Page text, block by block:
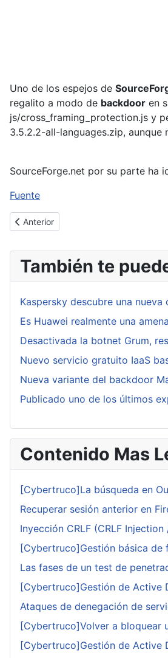
Uno de los espejos de
regalito a modo de backdoor en
js/cross_framing_protection.js y
3.5.2.2-all-languages.zip,
SourceForge.net por su parte ha
Fuente
Artículo anterior: Keccak es el
Anterior
También te
Kaspersky descubre una
Es Huawei realmente una
Desactivada la botnet Grum,
Nuevo servicio gratuito IaaS
Nueva variante del backdoor
Publicado uno de los últimos
Contenido Mas
[Cybertruco]La búsqueda en
Recuperar sesión anterior en
Inyección CRLF (CRLF
[Cybertruco]Gestión básica de
Las fases de un test de
[Cybertruco]Gestión de Active
Ataques de denegación de
[Cybertruco]Volver a bloquear
[Cybertruco]Gestión de Active